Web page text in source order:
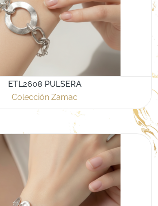
ETL2608 PULSERA
Colección Zamac